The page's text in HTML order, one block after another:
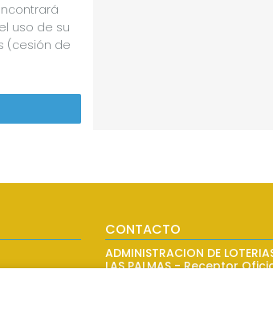
uso de su
(cesión de
CONTACTO
ADMINISTRACION DE
LAS PALMAS - Receptor